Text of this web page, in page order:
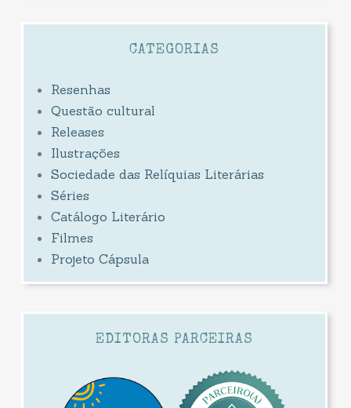
CATEGORIAS
Resenhas
Questão cultural
Releases
Ilustrações
Sociedade das Relíquias Literárias
Séries
Catálogo Literário
Filmes
Projeto Cápsula
EDITORAS PARCEIRAS